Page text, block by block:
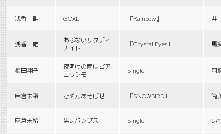
浅香 唯 GOAL 『Rainbow』 井
浅香 唯
あぶないサタディ
ナイト
『Crystal Eyes』 馬
相田翔子
夜明けの雨はピア
ニッシモ
Single 羽
麻倉未稀 ごめんあそばせ 『SNOWBIRD』 筒
麻倉未稀 黒いパンプス Single い